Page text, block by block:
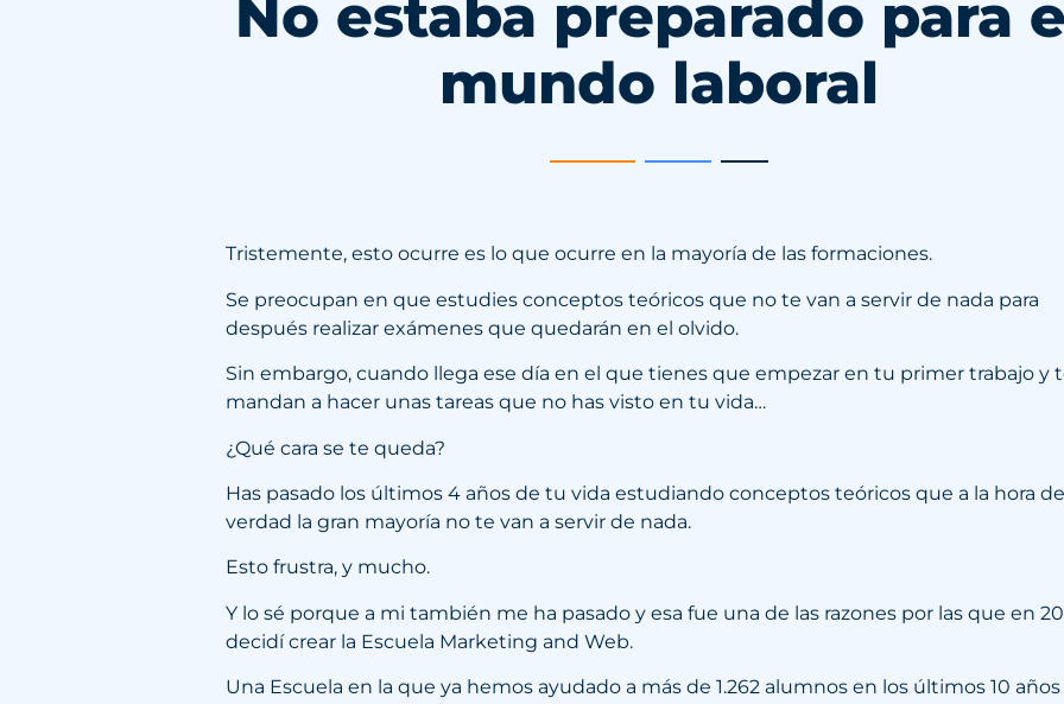
No estaba preparado para
mundo laboral
Tristemente, esto ocurre es lo que ocurre en la mayoría de las formaciones.
Se preocupan en que estudies conceptos teóricos que no te van a servir de nada para
después realizar exámenes que quedarán en el olvido.
Sin embargo, cuando llega ese día en el que tienes que empezar en tu primer trabajo y
mandan a hacer unas tareas que no has visto en tu vida…
¿Qué cara se te queda?
Has pasado los últimos 4 años de tu vida estudiando conceptos teóricos que a la hora
verdad la gran mayoría no te van a servir de nada.
Esto frustra, y mucho.
Y lo sé porque a mi también me ha pasado y esa fue una de las razones por las que en
decidí crear la Escuela Marketing and Web.
Una Escuela en la que ya hemos ayudado a más de 1.262 alumnos en los últimos 10 años